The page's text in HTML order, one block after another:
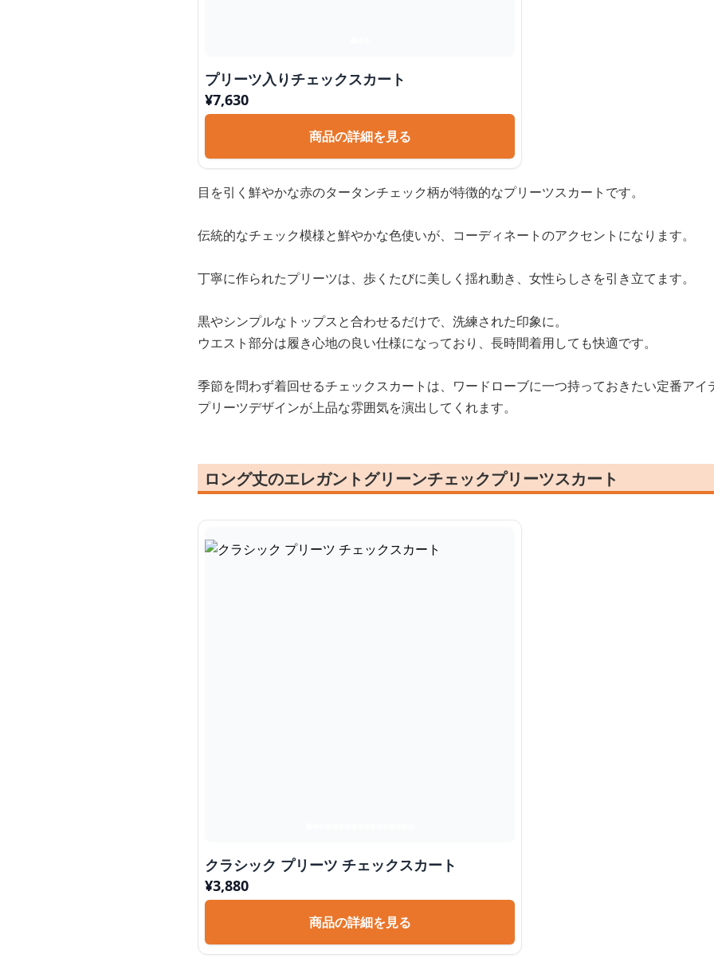
プリーツ入りチェックスカート
¥7,630
商品の詳細を見る
目を引く鮮やかな赤のタータンチェック柄が特徴的なプリーツスカートです。
伝統的なチェック模様と鮮やかな色使いが、コーディネートのアクセントになります。
丁寧に作られたプリーツは、歩くたびに美しく揺れ動き、女性らしさを引き立てます。
黒やシンプルなトップスと合わせるだけで、洗練された印象に。
ウエスト部分は履き心地の良い仕様になっており、長時間着用しても快適です。
季節を問わず着回せるチェックスカートは、ワードローブに一つ持っておきたい定番アイ
プリーツデザインが上品な雰囲気を演出してくれます。
ロング丈のエレガントグリーンチェックプリーツスカート
クラシック プリーツ チェックスカート
¥3,880
商品の詳細を見る